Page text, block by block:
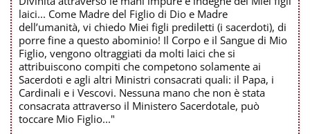
laici... Come Madre del Figlio di Dio e Madre
dell’umanità, vi chiedo Miei figli prediletti (i sacerdoti), di
porre fine a questo abominio! Il Corpo e il Sangue di Mio
Figlio, vengono oltraggiati da molti laici che si
attribuiscono compiti che competono solamente ai
Sacerdoti e agli altri Ministri consacrati quali: il Papa, i
Cardinali e i Vescovi. Nessuna mano che non è stata
consacrata attraverso il Ministero Sacerdotale, può
toccare Mio Figlio..."